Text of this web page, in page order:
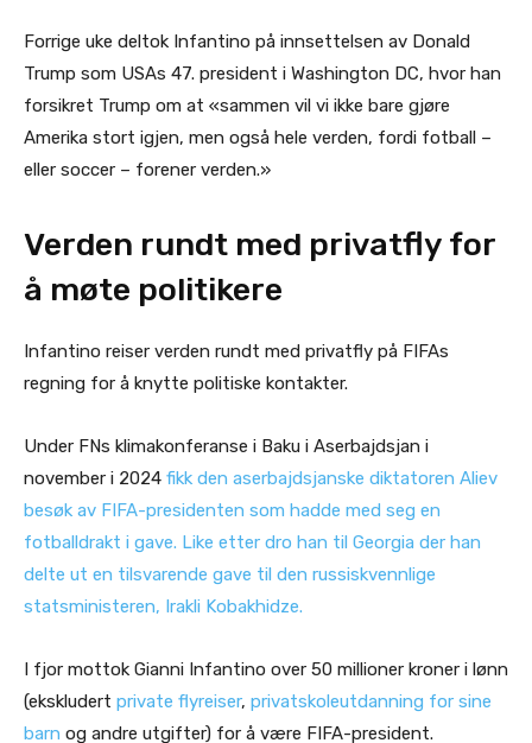
Forrige uke deltok Infantino på innsettelsen av Donald
Trump som USAs 47. president i Washington DC, hvor han
forsikret Trump om at «sammen vil vi ikke bare gjøre
Amerika stort igjen, men også hele verden, fordi fotball –
eller soccer – forener verden.»
Verden rundt med privatfly for
å møte politikere
Infantino reiser verden rundt med privatfly på FIFAs
regning for å knytte politiske kontakter.
Under FNs klimakonferanse i Baku i Aserbajdsjan i
november i 2024 fikk den aserbajdsjanske diktatoren Aliev
besøk av FIFA-presidenten som hadde med seg en
fotballdrakt i gave. Like etter dro han til Georgia der han
delte ut en tilsvarende gave til den russiskvennlige
statsministeren, Irakli Kobakhidze.
I fjor mottok Gianni Infantino over 50 millioner kroner i lønn
(ekskludert private flyreiser, privatskoleutdanning for sine
barn og andre utgifter) for å være FIFA-president.